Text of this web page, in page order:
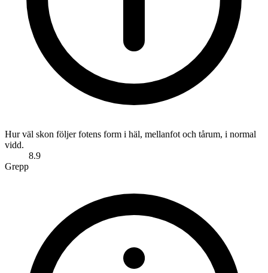
Hur väl skon följer fotens form i häl, mellanfot och tårum, i normal
vidd.
8.9
Grepp